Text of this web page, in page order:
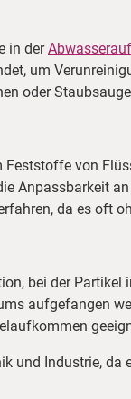
in der
um
oder
von
Anpassbarkeit
da es oft
bei der
aufgefangen
und Industrie,